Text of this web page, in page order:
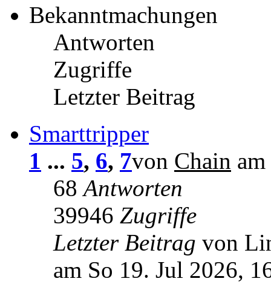
Bekanntmachungen
Antworten
Zugriffe
Letzter Beitrag
Smarttripper
1 ... 5, 6, 7von Chain
68Antworten
39946 Zugriffe
Letzter Beitrag von
am So 19. Jul 2026,